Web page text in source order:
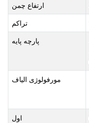
ارتفاع چمن
تراکم
پارچه پایه
مورفولوژی الیاف
اول